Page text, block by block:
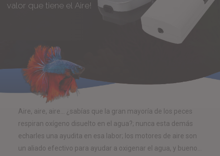
valor que tiene el Aire!
Aire, aire, aire… ¿sabías que la gran mayoría de los peces
respiran oxígeno disuelto en el agua?; nunca esta demás
echarles una ayudita en esa labor; los motores de aire son
un aliado efectivo para ayudar a oxigenar el agua, y bueno…